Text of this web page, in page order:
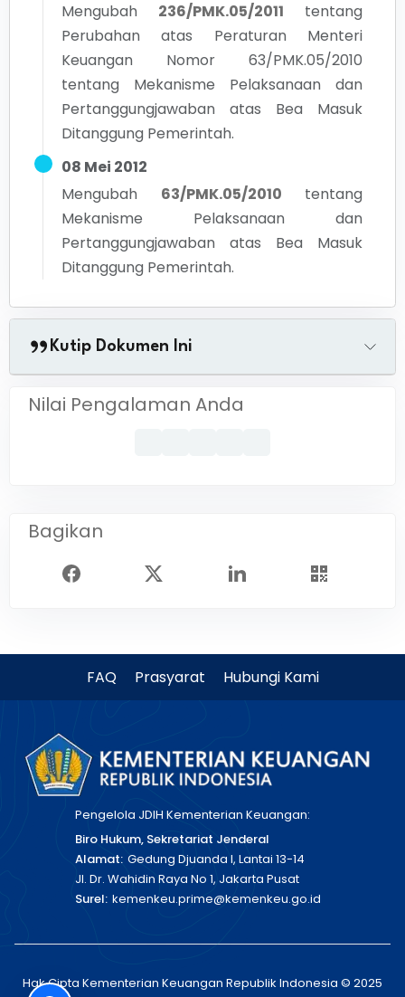
Mengubah
236/PMK.05/2011
tentang
Perubahan atas Peraturan Menteri
Keuangan Nomor 63/PMK.05/2010
tentang Mekanisme Pelaksanaan dan
Pertanggungjawaban atas Bea Masuk
Ditanggung Pemerintah.
08 Mei 2012
Mengubah
63/PMK.05/2010
tentang
Mekanisme Pelaksanaan dan
Pertanggungjawaban atas Bea Masuk
Ditanggung Pemerintah.
Kutip Dokumen Ini
Nilai Pengalaman Anda
Bagikan
FAQ Prasyarat Hubungi Kami
Pengelola JDIH Kementerian Keuangan:
Biro Hukum, Sekretariat Jenderal
Alamat: Gedung Djuanda I, Lantai 13-14
Jl. Dr. Wahidin Raya No 1, Jakarta Pusat
Surel: kemenkeu.prime@kemenkeu.go.id
Hak Cipta Kementerian Keuangan Republik Indonesia © 2025